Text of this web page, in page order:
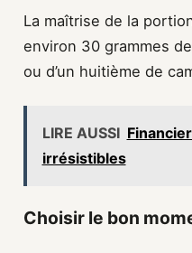
La maîtrise de la
environ 30 grammes
ou d’un huitième de
LIRE AUSSI
irrésistibles
Choisir le bon